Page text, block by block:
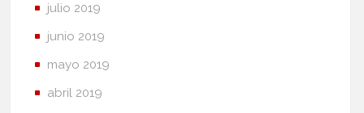
julio 2019
junio 2019
mayo 2019
abril 2019